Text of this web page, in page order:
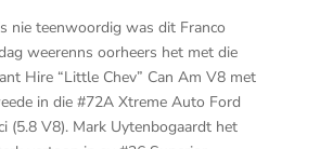
nie teenwoordig was dit Franco
weerenns oorheers het met die
Hire “Little Chev” Can Am V8 met
in die #72A Xtreme Auto Ford
(5.8 V8). Mark Uytenbogaardt het